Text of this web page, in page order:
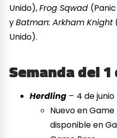
Unido),Frog Sqwad
yBatman: Arkham Knight
Unido).
Semanda del
Herdling – 4 de junio
Nuevo en
disponible en